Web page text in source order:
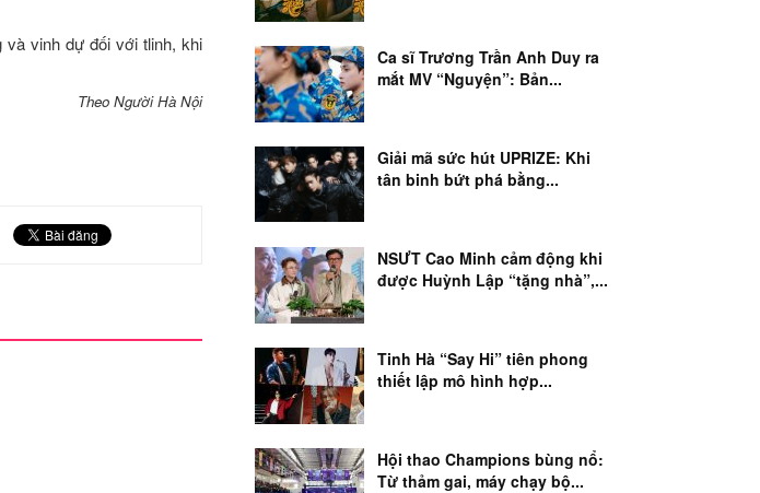
và vinh dự đối với tlinh, khi
Theo Người Hà Nội
Ca sĩ Trương Trần Anh Duy ra
mắt MV “Nguyện”: Bản...
Giải mã sức hút UPRIZE: Khi
tân binh bứt phá bằng...
NSƯT Cao Minh cảm động khi
được Huỳnh Lập “tặng nhà”,...
Tinh Hà “Say Hi” tiên phong
thiết lập mô hình hợp...
Hội thao Champions bùng nổ:
Từ thảm gai, máy chạy bộ...